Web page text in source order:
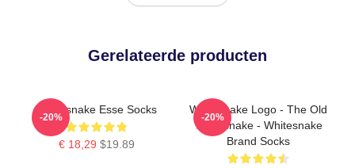
Gerelateerde producten
Whitesnake Esse Socks
€ 18,29 $19.89
-20%
Whitesnake Logo - The Old
Whitesnake - Whitesnake
Brand Socks
-20%